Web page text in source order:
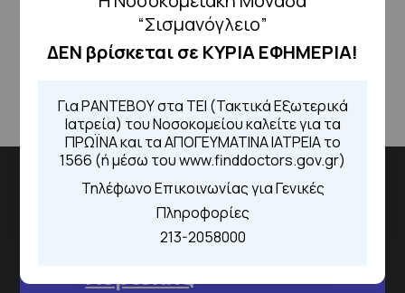
“Σισμανόγλειο”
ΔΕΝ βρίσκεται σε ΚΥΡΙΑ ΕΦΗΜΕΡΙΑ!
Για ΡΑΝΤΕΒΟΥ στα ΤΕΙ (Τακτικά Εξωτερικά
Ιατρεία) του Νοσοκομείου καλείτε για τα
ΠΡΩΪΝΑ και τα ΑΠΟΓΕΥΜΑΤΙΝΑ ΙΑΤΡΕΙΑ το
1566 (ή μέσω του www.finddoctors.gov.gr)
Τηλέφωνο Επικοινωνίας για Γενικές
Πληροφορίες
213-2058000
Διεύθυνση
Σισμανόγλειου 1,
Μαρούσι 151 26,
Περιοχής